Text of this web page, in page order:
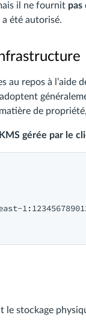
il ne fournit pas
été autorisé.
repos à l’aide
de
gérée par le
le stockage